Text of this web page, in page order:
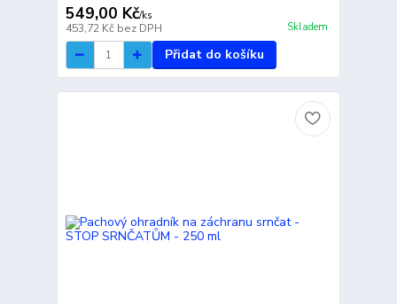
549,00 Kč/ks
453,72 Kč bez DPH Skladem
Přidat do košíku